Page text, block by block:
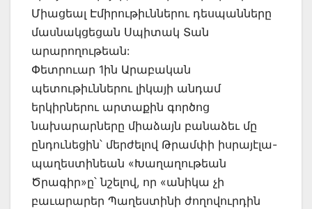
Միացեալ Էմիրութիւններու դեսպանները
մասնակցեցան Սպիտակ Տան
արարողութեան:
Փետրուար 1ին Արաբական
պետութիւններու լիկայի անդամ
երկիրներու արտաքին գործոց
նախարարները միաձայն բանաձեւ մը
ընդունեցին՝ մերժելով Թրամփի իսրայէլա-
պաղեստինեան «Խաղաղութեան
Ծրագիր»ը՝ նշելով, որ «անիկա չի
բաւարարեր Պաղեստինի ժողովուրդին